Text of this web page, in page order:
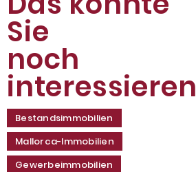
Sie
noch
interessieren
Bestandsimmobilien
Mallorca-Immobilien
Gewerbeimmobilien